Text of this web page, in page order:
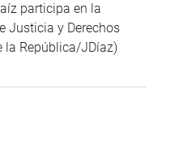
participa en la
Justicia y Derechos
la República/JDíaz)